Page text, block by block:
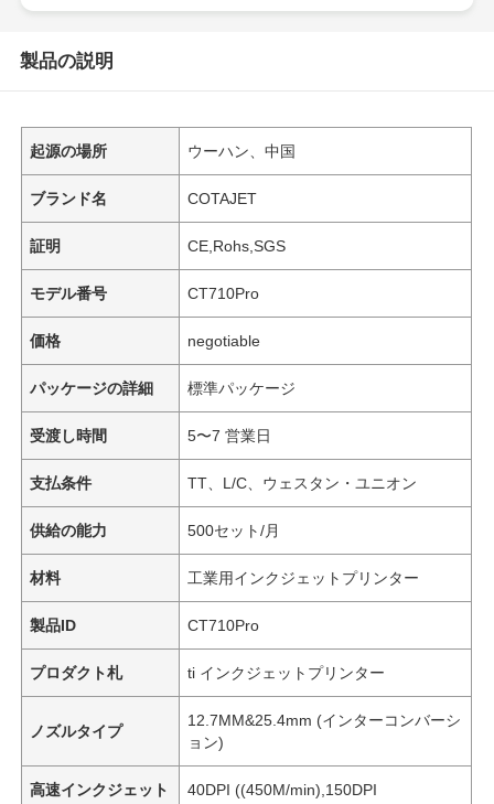
製品の説明
起源の場所 ウーハン、中国
ブランド名 COTAJET
証明 CE,Rohs,SGS
モデル番号 CT710Pro
価格 negotiable
パッケージの詳細 標準パッケージ
受渡し時間 5〜7 営業日
支払条件 TT、L/C、ウェスタン・ユニオン
供給の能力 500セット/月
材料 工業用インクジェットプリンター
製品ID CT710Pro
プロダクト札 ti インクジェットプリンター
ノズルタイプ
12.7MM&25.4mm (インターコンバーシ
ョン)
高速インクジェット
40DPI ((450M/min),150DPI